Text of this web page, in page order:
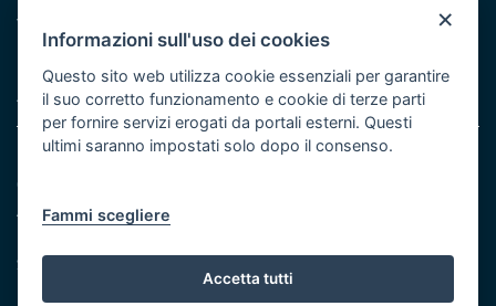
Vai al sito di Protezione Civile Puglia
Iniziativa finanziata con risorse del POR Puglia 2014/2020 -
Asse XI
Note legali
Cookie e privacy
Atti di notifica
Servizi Intranet
×
Informazioni sull'uso dei cookies
Questo sito web utilizza cookie essenziali per garantire
il suo corretto funzionamento e cookie di terze parti
per fornire servizi erogati da portali esterni. Questi
ultimi saranno impostati solo dopo il consenso.
Fammi scegliere
Accetta tutti